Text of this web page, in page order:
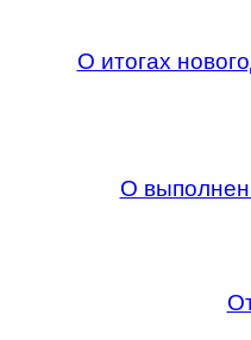
О итогах
О